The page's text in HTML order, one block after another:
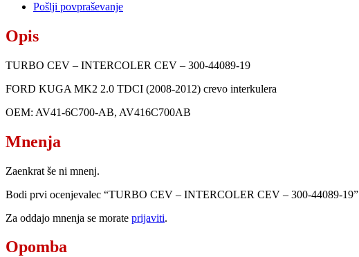
Pošlji povpraševanje
Opis
TURBO CEV – INTERCOLER CEV – 300-44089-19
FORD KUGA MK2 2.0 TDCI (2008-2012) crevo interkulera
OEM: AV41-6C700-AB, AV416C700AB
Mnenja
Zaenkrat še ni mnenj.
Bodi prvi ocenjevalec “TURBO CEV – INTERCOLER CEV – 300-44089-19”
Za oddajo mnenja se morate prijaviti.
Opomba